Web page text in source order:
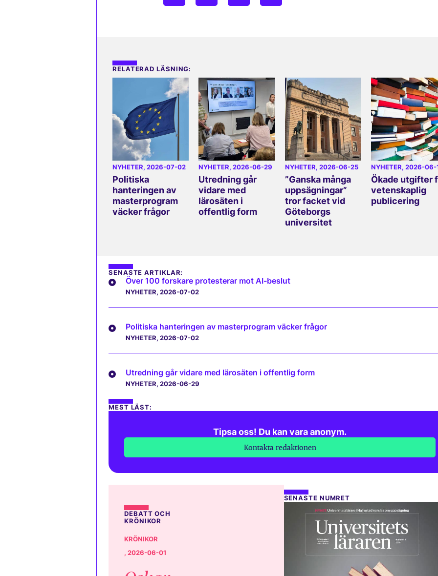
RELATERAD LÄSNING:
NYHETER, 2026-07-02
Politiska
hanteringen av
masterprogram
väcker frågor
NYHETER, 2026-06-29
Utredning går
vidare med
lärosäten i
offentlig form
NYHETER, 2026-06-25
”Ganska många
uppsägningar”
tror facket vid
Göteborgs
universitet
NYHETER, 2026-06-
Ökade utgifter
vetenskaplig
publicering
SENASTE ARTIKLAR:
Över 100 forskare protesterar mot AI-beslut
NYHETER, 2026-07-02
Politiska hanteringen av masterprogram väcker frågor
NYHETER, 2026-07-02
Utredning går vidare med lärosäten i offentlig form
NYHETER, 2026-06-29
MEST LÄST:
Tipsa oss! Du kan vara anonym.
Kontakta redaktionen
DEBATT OCH
KRÖNIKOR
KRÖNIKOR
, 2026-06-01
SENASTE NUMRET